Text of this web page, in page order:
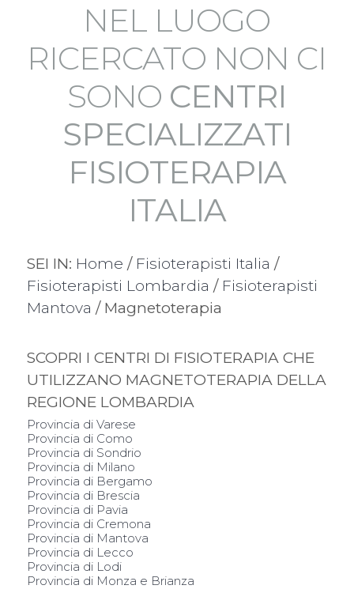
NEL LUOGO
RICERCATO NON CI
SONO CENTRI
SPECIALIZZATI
FISIOTERAPIA
ITALIA
SEI IN: Home / Fisioterapisti Italia /
Fisioterapisti Lombardia / Fisioterapisti
Mantova / Magnetoterapia
SCOPRI I CENTRI DI FISIOTERAPIA CHE
UTILIZZANO MAGNETOTERAPIA DELLA
REGIONE LOMBARDIA
Provincia di Varese
Provincia di Como
Provincia di Sondrio
Provincia di Milano
Provincia di Bergamo
Provincia di Brescia
Provincia di Pavia
Provincia di Cremona
Provincia di Mantova
Provincia di Lecco
Provincia di Lodi
Provincia di Monza e Brianza